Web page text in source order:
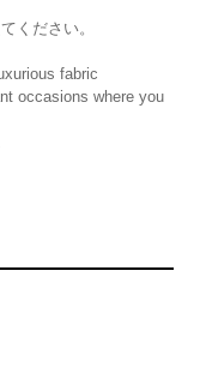
ください。
fabric
occasions where you